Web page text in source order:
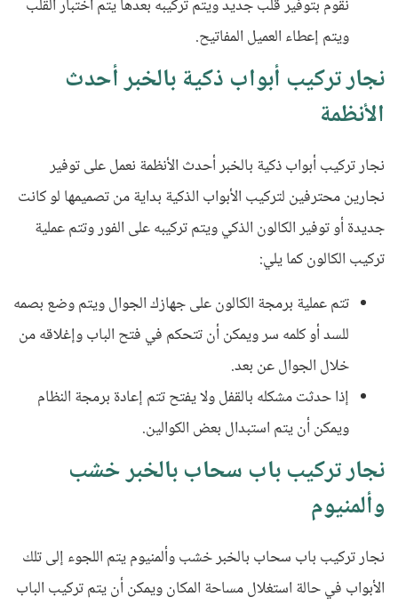
نقوم بتوفير قلب جديد ويتم تركيبه بعدها يتم اختبار القلب
ويتم إعطاء العميل المفاتيح.
نجار تركيب أبواب ذكية بالخبر أحدث
الأنظمة
نجار تركيب أبواب ذكية بالخبر أحدث الأنظمة نعمل على توفير
نجارين محترفين لتركيب الأبواب الذكية بداية من تصميمها لو كانت
جديدة أو توفير الكالون الذكي ويتم تركيبه على الفور وتتم عملية
تركيب الكالون كما يلي:
تتم عملية برمجة الكالون على جهازك الجوال ويتم وضع بصمه
للسد أو كلمه سر ويمكن أن تتحكم في فتح الباب وإغلاقه من
خلال الجوال عن بعد.
إذا حدثت مشكله بالقفل ولا يفتح تتم إعادة برمجة النظام
ويمكن أن يتم استبدال بعض الكوالين.
نجار تركيب باب سحاب بالخبر خشب
وألمنيوم
نجار تركيب باب سحاب بالخبر خشب وألمنيوم يتم اللجوء إلى تلك
الأبواب في حالة استغلال مساحة المكان ويمكن أن يتم تركيب الباب